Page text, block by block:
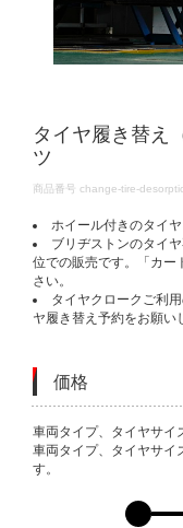
タイヤ履き替え
ツ
DETAILS
商品番号 change-tire-
ホイール付きのタイ
ブリヂストンのタイ
位での販売です。「カー
さい。
タイヤクロークご利
ヤ履き替え予約をお願い
価格
VARIATIONS
車両タイプ、タイヤサイ
車両タイプ、タイヤサイ
す。